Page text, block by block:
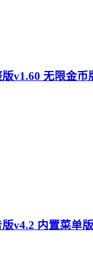
v1.60 无限金币
v4.2 内置菜单版